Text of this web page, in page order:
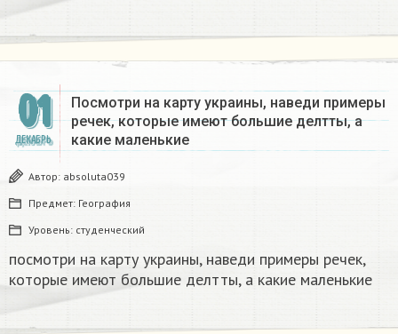
01
ДЕКАБРЬ
Посмотри на карту украины, наведи примеры
речек, которые имеют большие делтты, а
какие маленькие​
Автор: absoluta039
Предмет: География
Уровень: студенческий
посмотри на карту украины, наведи примеры речек,
которые имеют большие делтты, а какие маленькие​